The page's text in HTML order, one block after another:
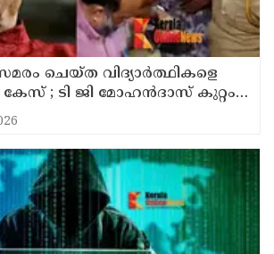
ചെയ്ത വിദ്യാർത്ഥികളെ
കേസ് ; ടി ജി മോഹൻദാസ് കുറ്റം